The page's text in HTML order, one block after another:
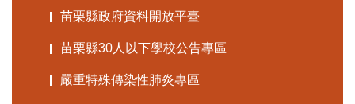
苗栗縣政府資料開放平臺
苗栗縣30人以下學校公告專區
嚴重特殊傳染性肺炎專區